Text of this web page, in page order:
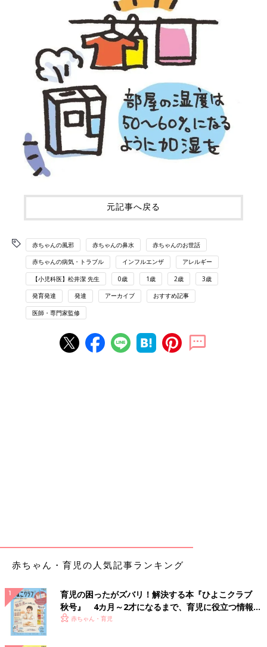
元記事へ戻る
赤ちゃんの風邪 赤ちゃんの鼻水 赤ちゃんのお世話
赤ちゃんの病気・トラブル インフルエンザ アレルギー
【小児科医】松井潔 先生 0歳 1歳 2歳 3歳
発育発達 発達 アーカイブ おすすめ記事
医師・専門家監修
赤ちゃん・育児の人気記事ランキング
育児の困ったがズバリ！解決する本『ひよこクラブ
秋号』 4カ月～2才になるまで、育児に役立つ情報が
いっぱい！
赤ちゃん・育児